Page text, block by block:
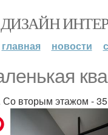
ДИЗАЙН
главная новости
Со вторым этажом -